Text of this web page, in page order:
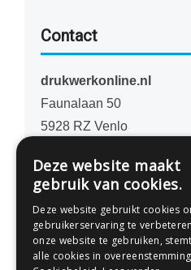
Contact
drukwerkonline.nl
Faunalaan 50
5928 RZ Venlo
077 - 741 07 41
KvK 12053217
Deze website maakt
gebruik van cookies.
Deze website gebruikt cookies
gebruikerservaring te
onze website te gebruiken,
alle cookies in